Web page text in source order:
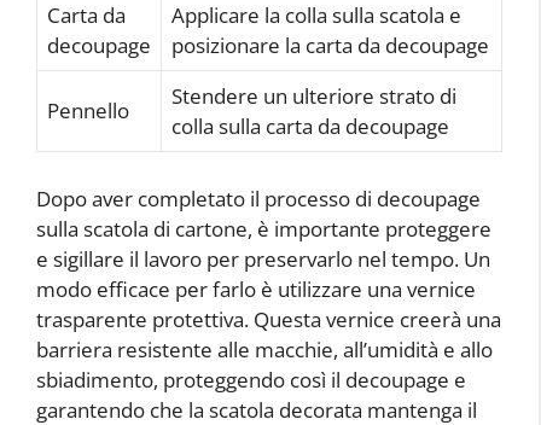
Carta da
decoupage
Applicare la colla sulla scatola e
posizionare la carta da decoupage
Pennello
Stendere un ulteriore strato di
colla sulla carta da decoupage
Dopo aver completato il processo di decoupage
sulla scatola di cartone, è importante proteggere
e sigillare il lavoro per preservarlo nel tempo. Un
modo efficace per farlo è utilizzare una vernice
trasparente protettiva. Questa vernice creerà una
barriera resistente alle macchie, all’umidità e allo
sbiadimento, proteggendo così il decoupage e
garantendo che la scatola decorata mantenga il